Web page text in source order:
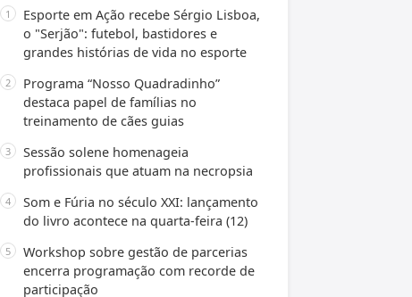
Esporte em Ação recebe Sérgio Lisboa,
o "Serjão": futebol, bastidores e
grandes histórias de vida no esporte
Programa “Nosso Quadradinho”
destaca papel de famílias no
treinamento de cães guias
Sessão solene homenageia
profissionais que atuam na necropsia
Som e Fúria no século XXI: lançamento
do livro acontece na quarta-feira (12)
Workshop sobre gestão de parcerias
encerra programação com recorde de
participação